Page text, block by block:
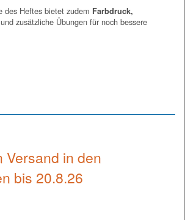
des Heftes bietet zudem Farbdruck,
zusätzliche Übungen für noch bessere
Versand in den
bis 20.8.26